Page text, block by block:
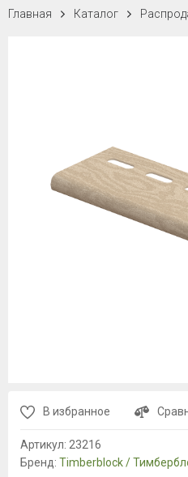
Главная Каталог
В избранное
Артикул: 23216
Бренд: Timberblock /